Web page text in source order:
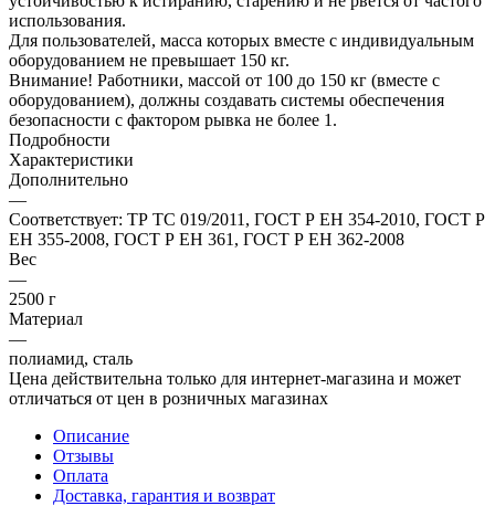
использования.
Для пользователей, масса которых вместе с индивидуальным
оборудованием не превышает 150 кг.
Внимание! Работники, массой от 100 до 150 кг (вместе с
оборудованием), должны создавать системы обеспечения
безопасности с фактором рывка не более 1.
Подробности
Характеристики
Дополнительно
—
Соответствует: ТР ТС 019/2011, ГОСТ Р ЕН 354-2010, ГОСТ Р
ЕН 355-2008, ГОСТ Р ЕН 361, ГОСТ Р ЕН 362-2008
Вес
—
2500 г
Материал
—
полиамид, сталь
Цена действительна только для интернет-магазина и может
отличаться от цен в розничных магазинах
Описание
Отзывы
Оплата
Доставка, гарантия и возврат